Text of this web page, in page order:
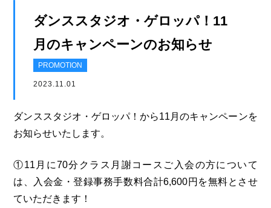
ダンススタジオ・ゲロッパ！11
月のキャンペーンのお知らせ
PROMOTION
2023.11.01
ダンススタジオ・ゲロッパ！から11月のキャンペーンを
お知らせいたします。
①11月に70分クラス月謝コースご入会の方について
は、入会金・登録事務手数料合計6,600円を無料とさせ
ていただきます！